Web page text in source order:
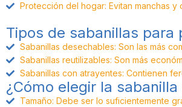
Protección del hogar: Evitan manchas
Tipos de sabanillas para
Sabanillas desechables: Son las más
Sabanillas reutilizables: Son más
Sabanillas con atrayentes: Contienen
¿Cómo elegir la
Tamaño: Debe ser lo suficientemente